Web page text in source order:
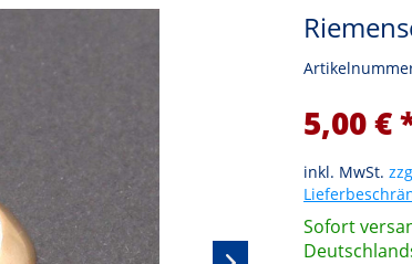
5,00 €
inkl. MwSt.
Sofort